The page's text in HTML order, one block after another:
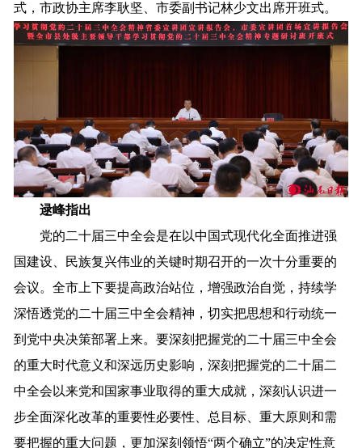
式，市政协主席李耿坚、市委副书记林少文出席开班式。
逯峰指出
党的二十届三中全会是在以中国式现代化全面推进强
国建设、民族复兴伟业的关键时期召开的一次十分重要的
会议。全市上下要提高政治站位，增强政治自觉，持续学
深悟透党的二十届三中全会精神，切实把思想和行动统一
到党中央决策部署上来。要深刻把握党的二十届三中全会
的重大时代意义和深远历史影响，深刻把握党的二十届二
中全会以来党和国家事业取得的重大成就，深刻认识进一
步全面深化改革的重要性必要性、总目标、重大原则和需
要把握的重大问题，更加深刻领悟“两个确立”的决定性意